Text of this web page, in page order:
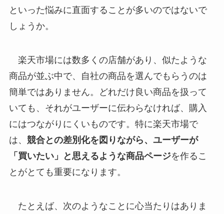
といった悩みに直面することが多いのではないで
しょうか。
楽天市場には数多くの店舗があり、似たような
商品が並ぶ中で、自社の商品を選んでもらうのは
簡単ではありません。どれだけ良い商品を扱って
いても、それがユーザーに伝わらなければ、購入
にはつながりにくいものです。特に楽天市場で
は、 競合との差別化を図りながら、ユーザーが
「買いたい」と思えるような商品ページを作るこ
とがとても重要になります。
たとえば、次のようなことに心当たりはありま